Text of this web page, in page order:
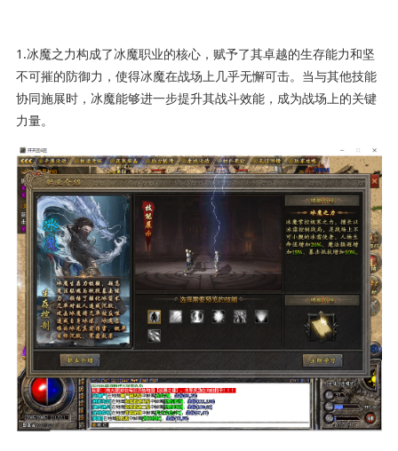
1.冰魔之力构成了冰魔职业的核心，赋予了其卓越的生存能力和坚
不可摧的防御力，使得冰魔在战场上几乎无懈可击。当与其他技能
协同施展时，冰魔能够进一步提升其战斗效能，成为战场上的关键
力量。